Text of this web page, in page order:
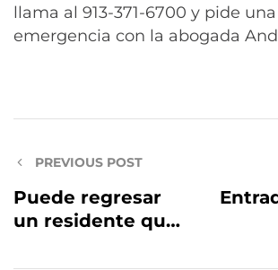
llama al 913-371-6700 y pide
emergencia con la abogada
PREVIOUS POST
Puede regresar
un residente que